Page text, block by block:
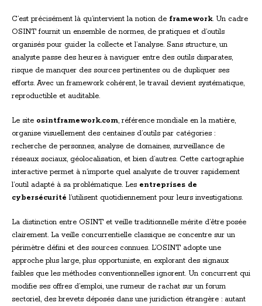
C’est précisément là qu’intervient la notion de framework. Un cadre
OSINT fournit un ensemble de normes, de pratiques et d’outils
organisés pour guider la collecte et l’analyse. Sans structure, un
analyste passe des heures à naviguer entre des outils disparates,
risque de manquer des sources pertinentes ou de dupliquer ses
efforts. Avec un framework cohérent, le travail devient systématique,
reproductible et auditable.
Le site osintframework.com, référence mondiale en la matière,
organise visuellement des centaines d’outils par catégories :
recherche de personnes, analyse de domaines, surveillance de
réseaux sociaux, géolocalisation, et bien d’autres. Cette cartographie
interactive permet à n’importe quel analyste de trouver rapidement
l’outil adapté à sa problématique. Les entreprises de
cybersécurité l’utilisent quotidiennement pour leurs investigations.
La distinction entre OSINT et veille traditionnelle mérite d’être posée
clairement. La veille concurrentielle classique se concentre sur un
périmètre défini et des sources connues. L’OSINT adopte une
approche plus large, plus opportuniste, en explorant des signaux
faibles que les méthodes conventionnelles ignorent. Un concurrent qui
modifie ses offres d’emploi, une rumeur de rachat sur un forum
sectoriel, des brevets déposés dans une juridiction étrangère : autant